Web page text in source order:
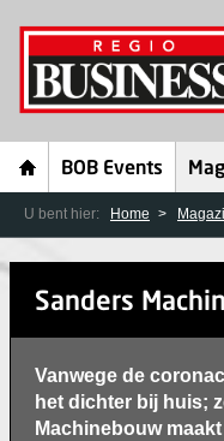
BOB Events
U bent hier: Home
Sanders
Vanwege de
het dichter bij huis;
Machinebouw